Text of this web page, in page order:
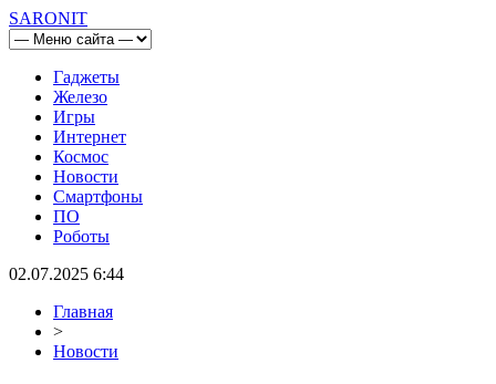
SARONIT
Гаджеты
Железо
Игры
Интернет
Космос
Новости
Смартфоны
ПО
Роботы
02.07.2025 6:44
Главная
>
Новости